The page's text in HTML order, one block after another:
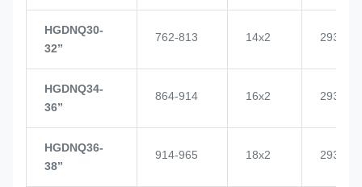
HGDNQ30-
32’’
762-813 14x2 2937
HGDNQ34-
36’’
864-914 16x2 2937
HGDNQ36-
38’’
914-965 18x2 2937